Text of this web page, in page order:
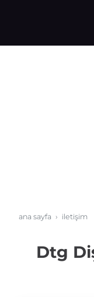
ana sayfa i̇letişim
Dtg